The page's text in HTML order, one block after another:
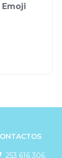
Emoji
253 616 306